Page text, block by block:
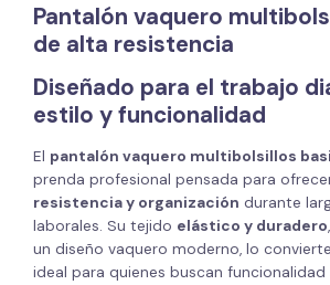
Pantalón vaquero
de alta resistencia
Diseñado para el trabajo
estilo y funcionalidad
El pantalón vaquero multibolsillos
prenda profesional pensada para
resistencia y organización durante
laborales. Su tejido elástico y duradero
un diseño vaquero moderno, lo
ideal para quienes buscan funcionalidad